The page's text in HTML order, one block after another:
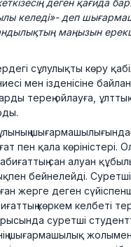
келеді»-деп
маңызын
сұлулықты көру
мен ізденісіне
терең ойлауға,
пен қала көріністері.
сан алуан
бейнелейді.
жерге деген
көркем келбеті
суретші
шығармашылық жолымен,